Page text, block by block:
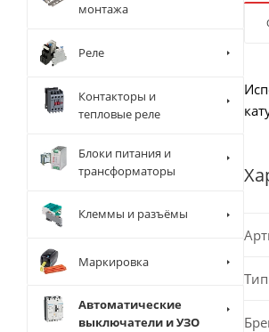
монтажа
Реле
Контакторы и
тепловые реле
Блоки питания и
трансформаторы
Клеммы и разъёмы
Маркировка
Автоматические
выключатели и УЗО